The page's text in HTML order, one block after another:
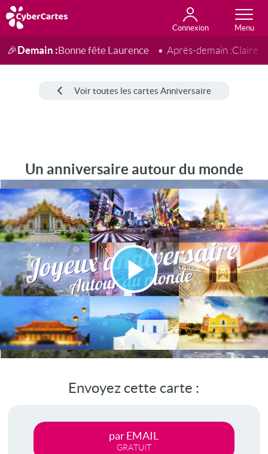
Connexion
Anniversaire
Fête du jour
Amour
Amitié
Merci
Toutes les cartes
🎉Demain :Bonne fête Laurence Après-demain :Claire
Voir toutes les cartes Anniversaire
Un anniversaire autour du monde
Lire
la
vidéo
Envoyez cette carte :
par EMAIL
GRATUIT